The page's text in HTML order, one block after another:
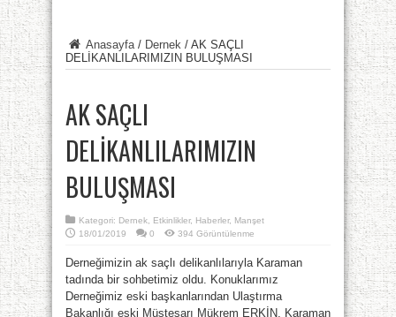
Anasayfa / Dernek / AK SAÇLI
DELİKANLILARIMIZIN BULUŞMASI
AK SAÇLI
DELİKANLILARIMIZIN
BULUŞMASI
Kategori: Dernek Etkinlikler, Haberler, Manşet
18/01/2019
0 394 Görüntülenme
Derneğimizin ak saçlı delikanlılarıyla Karaman
tadında bir sohbetimiz oldu. Konuklarımız
Derneğimiz eski başkanlarından Ulaştırma
Bakanlığı eski Müsteşarı Mükrem ERKİN, Karaman